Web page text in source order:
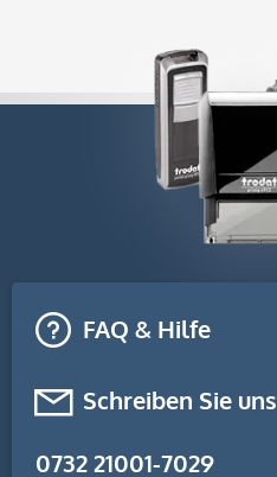
FAQ & Hilfe
Schreiben Sie uns
0732 21001-7029